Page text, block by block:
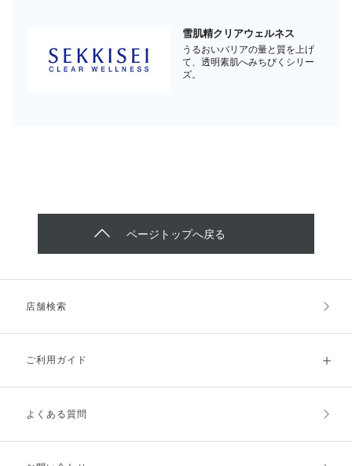
雪肌精クリアウェルネス
うるおいバリアの量と質を上げ
て、透明素肌へみちびくシリー
ズ。
ページトップへ戻る
店舗検索
ご利用ガイド
ご利用ガイドトップ
よくある質問